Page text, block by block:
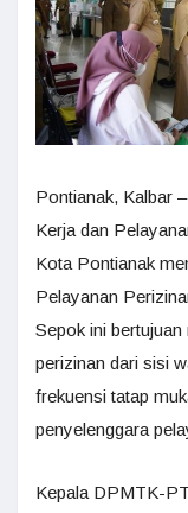
Pontianak, Kalbar
Kerja dan
Kota Pontianak
Pelayanan
Sepok ini
perizinan dari sisi
frekuensi tatap
penyelenggara
Kepala DPMTK-